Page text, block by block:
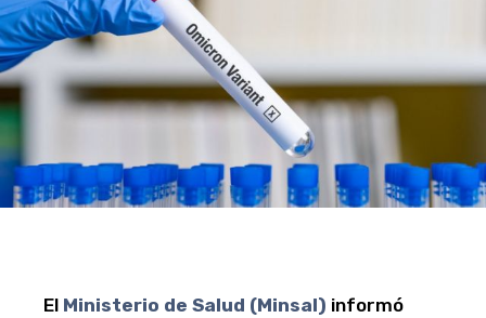
El Ministerio de Salud (Minsal) informó